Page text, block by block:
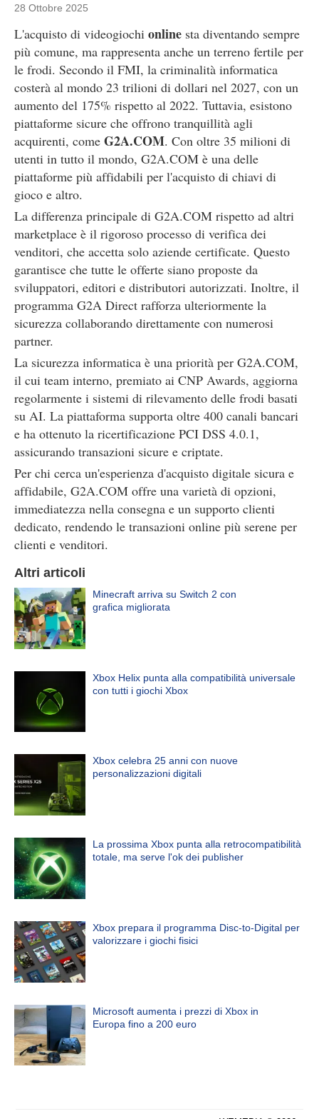
28 Ottobre 2025
L'acquisto di videogiochi online sta diventando sempre
più comune, ma rappresenta anche un terreno fertile per
le frodi. Secondo il FMI, la criminalità informatica
costerà al mondo 23 trilioni di dollari nel 2027, con un
aumento del 175% rispetto al 2022. Tuttavia, esistono
piattaforme sicure che offrono tranquillità agli
acquirenti, come G2A.COM. Con oltre 35 milioni di
utenti in tutto il mondo, G2A.COM è una delle
piattaforme più affidabili per l'acquisto di chiavi di
gioco e altro.
La differenza principale di G2A.COM rispetto ad altri
marketplace è il rigoroso processo di verifica dei
venditori, che accetta solo aziende certificate. Questo
garantisce che tutte le offerte siano proposte da
sviluppatori, editori e distributori autorizzati. Inoltre, il
programma G2A Direct rafforza ulteriormente la
sicurezza collaborando direttamente con numerosi
partner.
La sicurezza informatica è una priorità per G2A.COM,
il cui team interno, premiato ai CNP Awards, aggiorna
regolarmente i sistemi di rilevamento delle frodi basati
su AI. La piattaforma supporta oltre 400 canali bancari
e ha ottenuto la ricertificazione PCI DSS 4.0.1,
assicurando transazioni sicure e criptate.
Per chi cerca un'esperienza d'acquisto digitale sicura e
affidabile, G2A.COM offre una varietà di opzioni,
immediatezza nella consegna e un supporto clienti
dedicato, rendendo le transazioni online più serene per
clienti e venditori.
Altri articoli
Minecraft arriva su Switch 2 con
grafica migliorata
Xbox Helix punta alla compatibilità universale
con tutti i giochi Xbox
Xbox celebra 25 anni con nuove
personalizzazioni digitali
La prossima Xbox punta alla retrocompatibilità
totale, ma serve l'ok dei publisher
Xbox prepara il programma Disc-to-Digital per
valorizzare i giochi fisici
Microsoft aumenta i prezzi di Xbox in
Europa fino a 200 euro